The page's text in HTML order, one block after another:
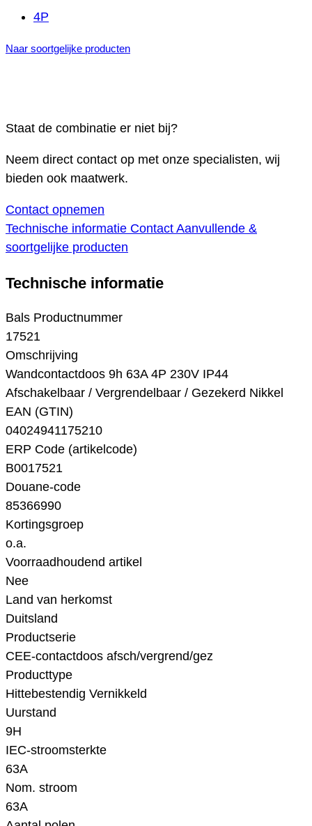
4P
Naar soortgelijke producten
Staat de combinatie er niet bij?
Neem direct contact op met onze specialisten, wij
bieden ook maatwerk.
Contact opnemen
Technische informatie Contact Aanvullende &
soortgelijke producten
Technische informatie
Bals Productnummer
17521
Omschrijving
Wandcontactdoos 9h 63A 4P 230V IP44
Afschakelbaar / Vergrendelbaar / Gezekerd Nikkel
EAN (GTIN)
04024941175210
ERP Code (artikelcode)
B0017521
Douane-code
85366990
Kortingsgroep
o.a.
Voorraadhoudend artikel
Nee
Land van herkomst
Duitsland
Productserie
CEE-contactdoos afsch/vergrend/gez
Producttype
Hittebestendig Vernikkeld
Uurstand
9H
IEC-stroomsterkte
63A
Nom. stroom
63A